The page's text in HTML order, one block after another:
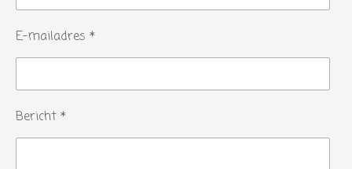
E-mailadres *
Bericht *